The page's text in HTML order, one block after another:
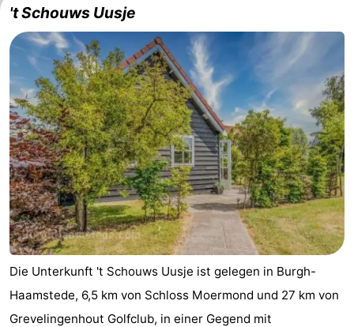
't Schouws Uusje
Die Unterkunft 't Schouws Uusje ist gelegen in Burgh-
Haamstede, 6,5 km von Schloss Moermond und 27 km von
Grevelingenhout Golfclub, in einer Gegend mit